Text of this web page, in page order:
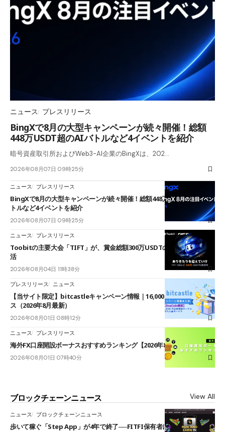
ニュース プレスリリース
BingXで8月の大型キャンペーンが続々開催！総額
448万USDT超のAIバトルなど4イベントを紹介
暗号資産取引所およびWeb3-AI企業のBingXは、202…
2026年08月07日 09時25分
ニュース プレスリリース
BingXで8月の大型キャンペーンが続々開催！総額448万USDT超のAIバ
トルなど4イベントを紹介
2026年08月07日 09時25分
ニュース プレスリリース
Toobitの主要大会「TIFT」が、賞金総額300万USDTのレースとして復
活
2026年08月04日 11時38分
プレスリリース ニュース
【当サイト限定】bitcastleキャンペーン情報｜16,000円口座開設ボーナ
ス（2026年8月最新）
2026年08月01日 08時12分
ニュース プレスリリース
海外FX口座開設ボーナスおすすめランキング【2026年8月最新】
2026年08月01日 07時40分
ブロックチェーンニュース View All
ニュース ブロックチェーンニュース
歩いて稼ぐ「Step App」が4年で終了──FITFI保有者に対応呼びかけ